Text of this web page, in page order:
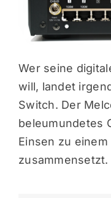
Wer seine
will, landet
Switch. Der
beleumundetes
Einsen zu
zusammensetzt.